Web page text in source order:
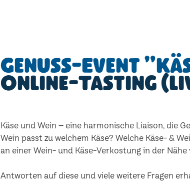
Genuss-Event
Online-Tasting
Käse und Wein – eine harmonische Liaison, die
Wein passt zu welchem Käse? Welche Käse- &
an einer Wein- und Käse-Verkostung in der
Antworten auf diese und viele weitere Fragen